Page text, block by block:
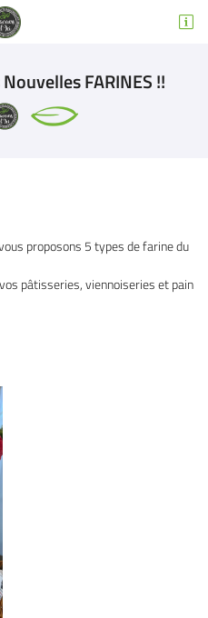

nos propositions commerciales à
vous désinscrire à tout moment en
FARINES !!
proposons 5 types de farine du
pâtisseries, viennoiseries et pain